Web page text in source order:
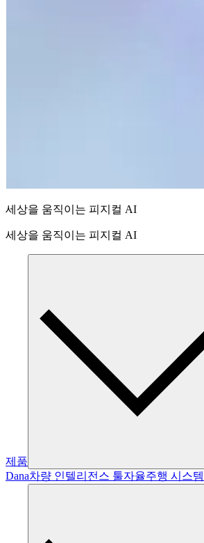
세상을 움직이는 피지컬 AI
세상을 움직이는 피지컬 AI
제품
Dana차량 인텔리전스 툴자율주행 시스